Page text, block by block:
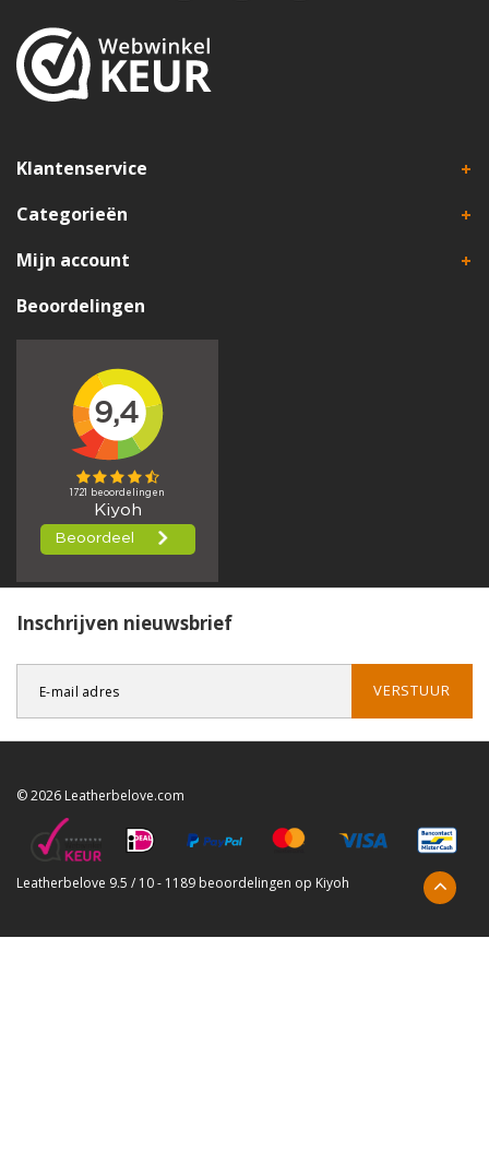
Klantenservice
Categorieën
Mijn account
Beoordelingen
Inschrijven nieuwsbrief
VERSTUUR
© 2026 Leatherbelove.com
Leatherbelove 9.5 / 10- 1189 beoordelingen op Kiyoh